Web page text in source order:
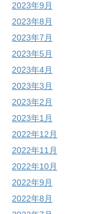
2023年9月
2023年8月
2023年7月
2023年5月
2023年4月
2023年3月
2023年2月
2023年1月
2022年12月
2022年11月
2022年10月
2022年9月
2022年8月